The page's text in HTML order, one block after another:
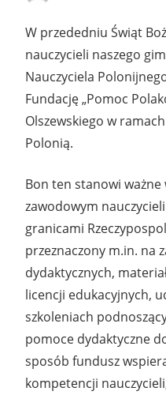
W przededniu Świąt
nauczycieli naszego
Nauczyciela
Fundację „Pomoc
Olszewskiego w
Polonią.
Bon ten stanowi
zawodowym
granicami
przeznaczony m.in. na
dydaktycznych,
licencji edukacyjnych,
szkoleniach
pomoce dydaktyczne
sposób fundusz
kompetencji